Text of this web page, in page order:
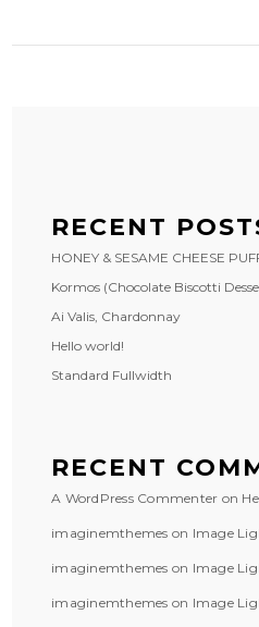
RECENT
HONEY & SESAME CHEESE
Kormos (Chocolate Biscotti
Ai Valis, Chardonnay
Hello world!
Standard Fullwidth
RECENT
A WordPress Commenter on
imaginemthemes on Image
imaginemthemes on Image
imaginemthemes on Image